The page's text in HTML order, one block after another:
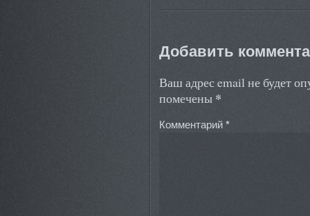
Добавить
Ваш адрес email не будет
помечены *
Комментарий*